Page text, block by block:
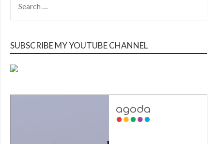
FOR:
SUBSCRIBE MY YOUTUBE CHANNEL